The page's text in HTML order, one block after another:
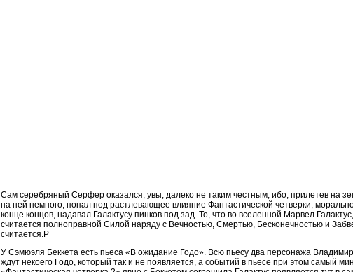
Сам серебряный Серфер оказался, увы, далеко не таким честным, ибо, прилетев на
на ней немного, попал под растлевающее влияние Фантастической четверки,
конце концов, надавал Галактусу пинков под зад. То, что во вселенной Марвел
считается полноправной Силой наряду с Вечностью, Смертью, Бесконечностью и
считается.P
У Сэмюэля Беккета есть пьеса «В ожидание Годо». Всю пьесу два персонажа
ждут некоего Годо, который так и не появляется, а событий в пьесе при этом самый